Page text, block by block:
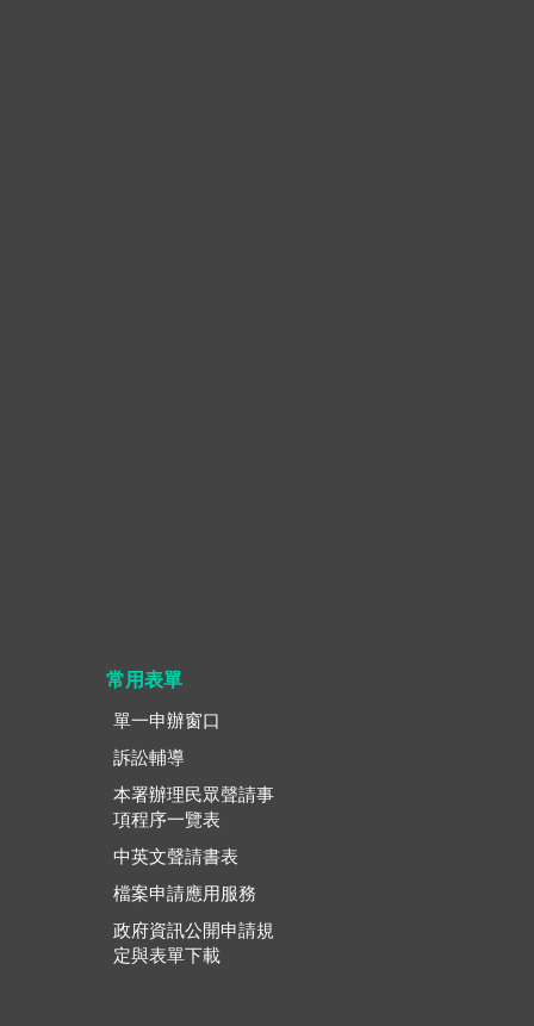
常用表單
單一申辦窗口
訴訟輔導
本署辦理民眾聲請事
項程序一覽表
中英文聲請書表
檔案申請應用服務
政府資訊公開申請規
定與表單下載